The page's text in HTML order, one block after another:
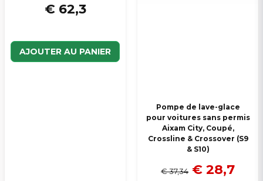
€ 62,3
AJOUTER AU PANIER
Pompe de lave-glace
pour voitures sans permis
Aixam City, Coupé,
Crossline & Crossover (S9
& S10)
€ 37,34 € 28,7